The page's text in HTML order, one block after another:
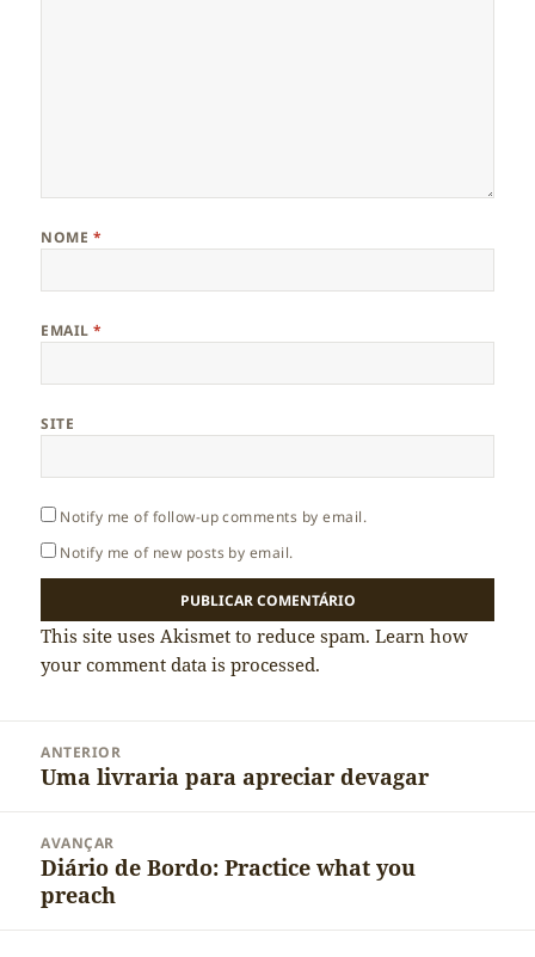
NOME *
EMAIL*
SITE
Notify me of follow-up comments by email.
Notify me of new posts by email.
This site uses Akismet to reduce spam.Learn how
your comment data is processed.
artigos
ANTERIOR
Artigo
Uma livraria para apreciar devagar
AVANÇAR
Artigo
seguinte:
Diário de Bordo: Practice what you
preach